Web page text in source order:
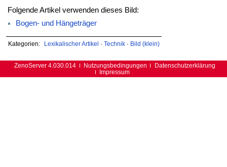
Folgende Artikel verwenden dieses Bild:
Bogen- und Hängeträger
Kategorien: Lexikalischer Artikel · Technik· Bild (klein)
ZenoServer 4.030.014 Nutzungsbedingungen
Datenschutzerklärung
Impressum